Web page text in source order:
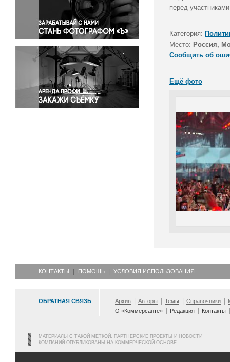
Правосудие
Происшествия и конфликты
Религия
Светская жизнь
Спорт
Экология
Экономика и бизнес
перед
Категория:
Место: Россия,
Сообщить об
Ещё фото
КОНТАКТЫ ПОМОЩЬ УСЛОВИЯ ИСПОЛЬЗОВАНИЯ
ОБРАТНАЯ СВЯЗЬ Архив Авторы Темы Справочники
О «Коммерсанте»
Редакция Контакты
МАТЕРИАЛЫ С ТАКОЙ МЕТКОЙ, ПАРТНЕРСКИЕ ПРОЕКТЫ И НОВОСТИ
КОМПАНИЙ ОПУБЛИКОВАНЫ НА КОММЕРЧЕСКОЙ ОСНОВЕ